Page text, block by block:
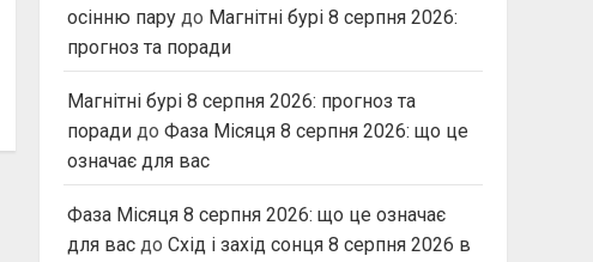
осінню парудо Магнітні бурі 8 серпня 2026:
прогноз та поради
Магнітні бурі 8 серпня 2026: прогноз та
порадидо Фаза Місяця 8 серпня 2026: що це
означає для вас
Фаза Місяця 8 серпня 2026: що це означає
для васдо Схід і захід сонця 8 серпня 2026 в